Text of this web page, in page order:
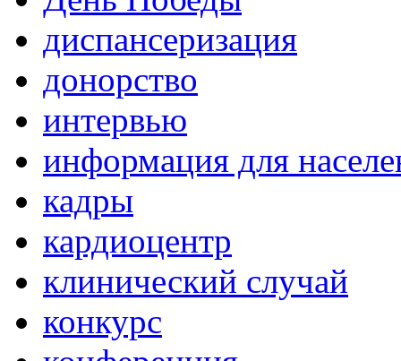
диспансеризация
донорство
интервью
информация для
кадры
кардиоцентр
клинический случай
конкурс